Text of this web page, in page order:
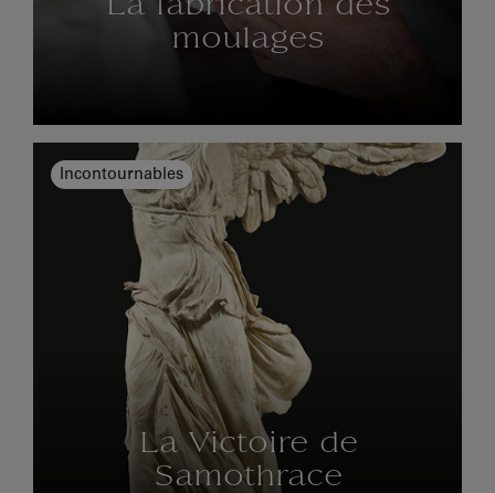
La fabrication des
moulages
Incontournables
La Victoire de
Samothrace